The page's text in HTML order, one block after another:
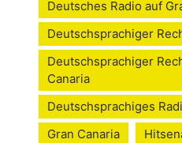
Deutsches Radio auf
Deutschsprachiger
Deutschsprachiger
Canaria
Deutschsprachiges
Gran Canaria